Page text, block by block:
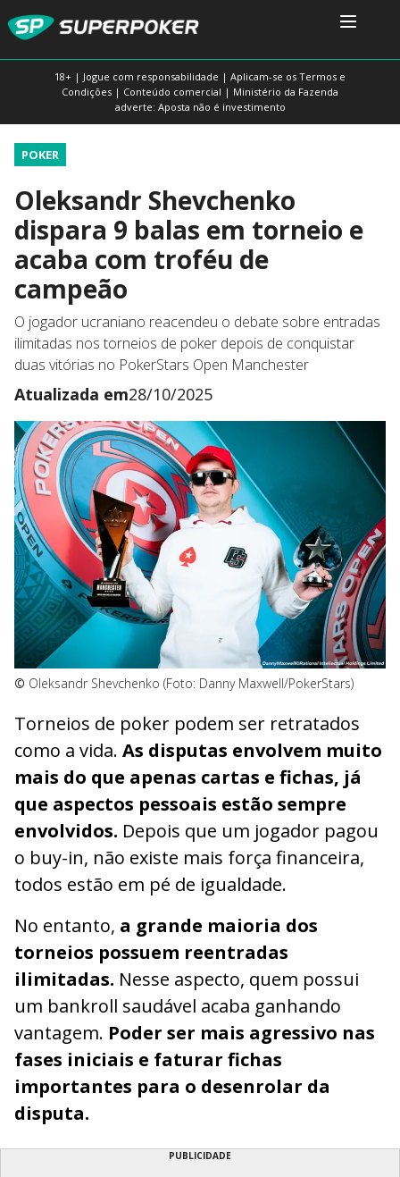
18+ | Jogue com responsabilidade | Aplicam-se os Termos e
Condições | Conteúdo comercial | Ministério da Fazenda
adverte: Aposta não é investimento
POKER
Oleksandr Shevchenko
dispara 9 balas em torneio e
acaba com troféu de
campeão
O jogador ucraniano reacendeu o debate sobre entradas
ilimitadas nos torneios de poker depois de conquistar
duas vitórias no PokerStars Open Manchester
Atualizada em28/10/2025
© Oleksandr Shevchenko (Foto: Danny Maxwell/PokerStars)
Torneios de poker podem ser retratados
como a vida. As disputas envolvem muito
mais do que apenas cartas e fichas, já
que aspectos pessoais estão sempre
envolvidos. Depois que um jogador pagou
o buy-in, não existe mais força financeira,
todos estão em pé de igualdade.
No entanto, a grande maioria dos
torneios possuem reentradas
ilimitadas. Nesse aspecto, quem possui
um bankroll saudável acaba ganhando
vantagem. Poder ser mais agressivo nas
fases iniciais e faturar fichas
importantes para o desenrolar da
disputa.
PUBLICIDADE